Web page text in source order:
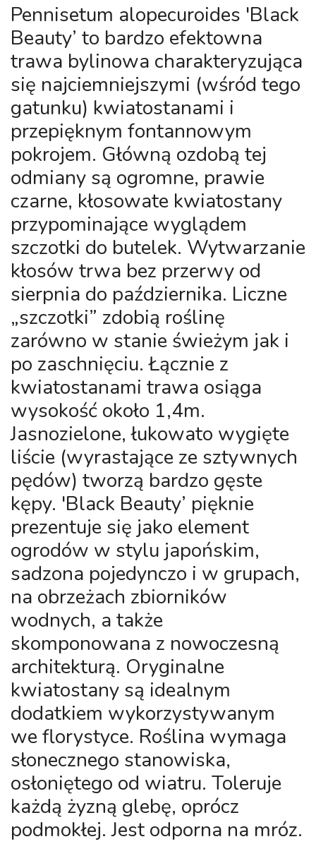
Pennisetum alopecuroides 'Black
Beauty’ to bardzo efektowna
trawa bylinowa charakteryzująca
się najciemniejszymi (wśród tego
gatunku) kwiatostanami i
przepięknym fontannowym
pokrojem. Główną ozdobą tej
odmiany są ogromne, prawie
czarne, kłosowate kwiatostany
przypominające wyglądem
szczotki do butelek. Wytwarzanie
kłosów trwa bez przerwy od
sierpnia do października. Liczne
„szczotki” zdobią roślinę
zarówno w stanie świeżym jak i
po zaschnięciu. Łącznie z
kwiatostanami trawa osiąga
wysokość około 1,4m.
Jasnozielone, łukowato wygięte
liście (wyrastające ze sztywnych
pędów) tworzą bardzo gęste
kępy. 'Black Beauty’ pięknie
prezentuje się jako element
ogrodów w stylu japońskim,
sadzona pojedynczo i w grupach,
na obrzeżach zbiorników
wodnych, a także
skomponowana z nowoczesną
architekturą. Oryginalne
kwiatostany są idealnym
dodatkiem wykorzystywanym
we florystyce. Roślina wymaga
słonecznego stanowiska,
osłoniętego od wiatru. Toleruje
każdą żyzną glebę, oprócz
podmokłej. Jest odporna na mróz.